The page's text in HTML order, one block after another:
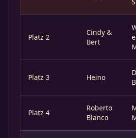
Platz 2
Cindy &
Bert
Platz 3 Heino
Platz 4
Roberto
Blanco